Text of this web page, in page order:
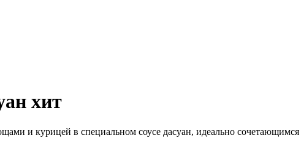
хит
и курицей в специальном соусе дасуан, идеально